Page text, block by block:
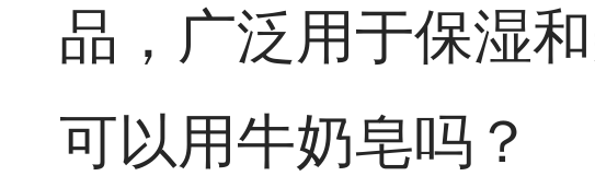
品，广泛用于保湿
可以用牛奶皂吗？